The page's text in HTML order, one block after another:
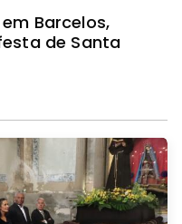
Barcelos,
de Santa